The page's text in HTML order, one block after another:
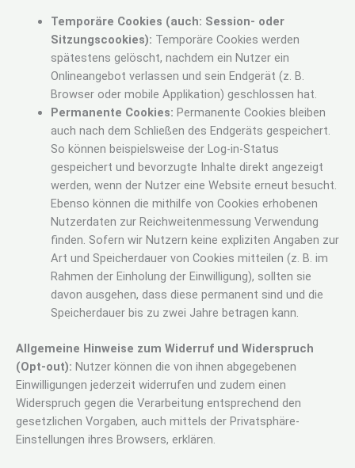
Temporäre Cookies (auch: Session- oder
Sitzungscookies): Temporäre Cookies werden
spätestens gelöscht, nachdem ein Nutzer ein
Onlineangebot verlassen und sein Endgerät (z. B.
Browser oder mobile Applikation) geschlossen hat.
Permanente Cookies: Permanente Cookies bleiben
auch nach dem Schließen des Endgeräts gespeichert.
So können beispielsweise der Log-in-Status
gespeichert und bevorzugte Inhalte direkt angezeigt
werden, wenn der Nutzer eine Website erneut besucht.
Ebenso können die mithilfe von Cookies erhobenen
Nutzerdaten zur Reichweitenmessung Verwendung
finden. Sofern wir Nutzern keine expliziten Angaben zur
Art und Speicherdauer von Cookies mitteilen (z. B. im
Rahmen der Einholung der Einwilligung), sollten sie
davon ausgehen, dass diese permanent sind und die
Speicherdauer bis zu zwei Jahre betragen kann.
Allgemeine Hinweise zum Widerruf und Widerspruch
(Opt-out): Nutzer können die von ihnen abgegebenen
Einwilligungen jederzeit widerrufen und zudem einen
Widerspruch gegen die Verarbeitung entsprechend den
gesetzlichen Vorgaben, auch mittels der Privatsphäre-
Einstellungen ihres Browsers, erklären.